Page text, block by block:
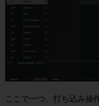
ここで一つ、打ち込み操